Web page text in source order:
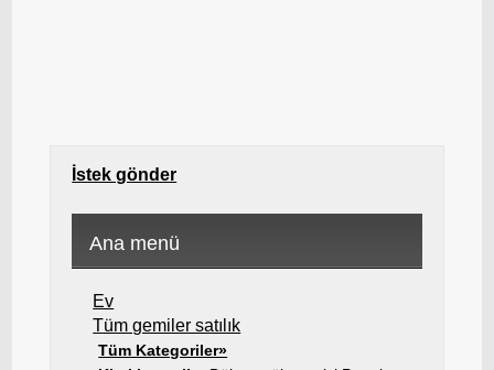
İstek gönder
Ana menü
Ev
Tüm gemiler satılık
Tüm Kategoriler»